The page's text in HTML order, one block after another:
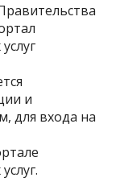
и
для входа на